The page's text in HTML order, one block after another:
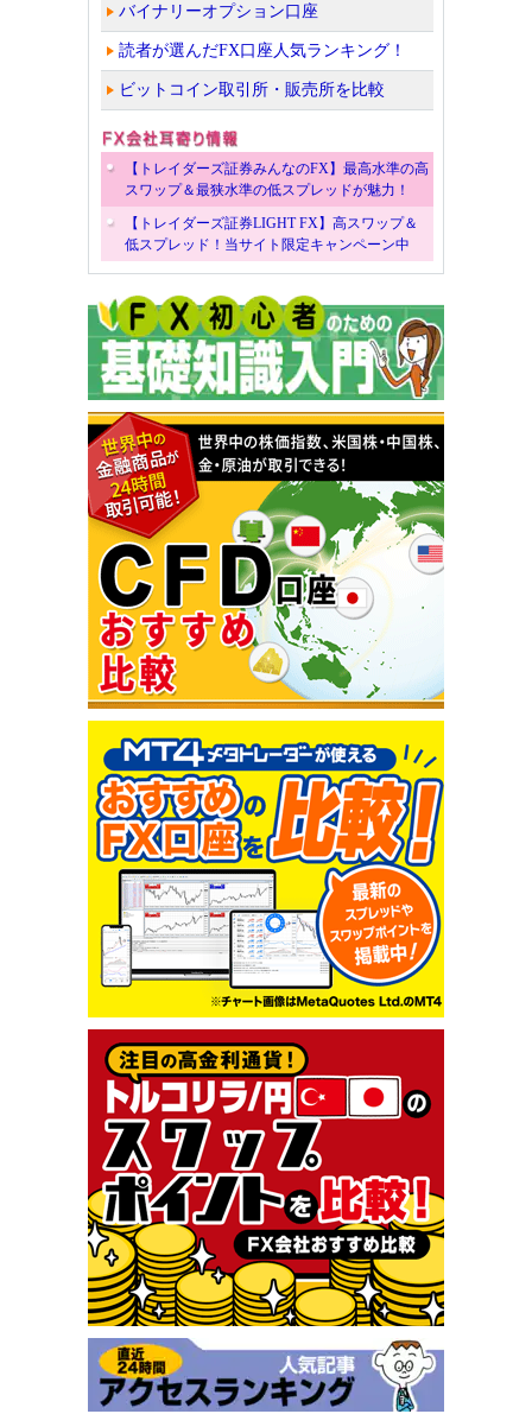
バイナリーオプション口座
読者が選んだFX口座人気ランキング！
ビットコイン取引所・販売所を比較
【トレイダーズ証券みんなのFX】最高水準の高
スワップ＆最狭水準の低スプレッドが魅力！
【トレイダーズ証券LIGHT FX】高スワップ＆
低スプレッド！当サイト限定キャンペーン中